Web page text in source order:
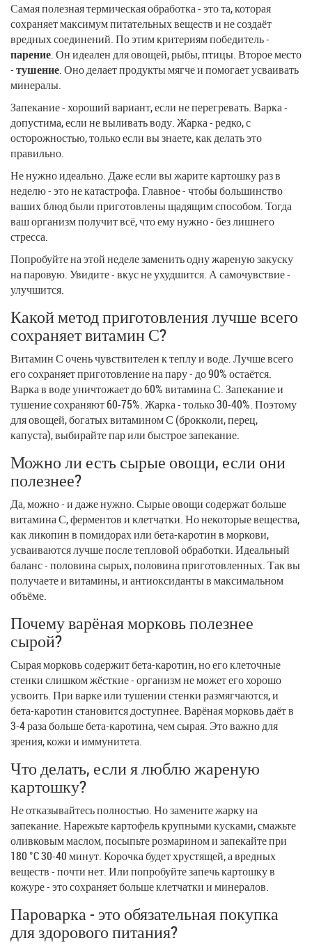
Самая полезная термическая обработка - это та, которая
сохраняет максимум питательных веществ и не создаёт
вредных соединений. По этим критериям победитель -
парение. Он идеален для овощей, рыбы, птицы. Второе место
-тушение. Оно делает продукты мягче и помогает усваивать
минералы.
Запекание - хороший вариант, если не перегревать. Варка -
допустима, если не выливать воду. Жарка - редко, с
осторожностью, только если вы знаете, как делать это
правильно.
Не нужно идеально. Даже если вы жарите картошку раз в
неделю - это не катастрофа. Главное - чтобы большинство
ваших блюд были приготовлены щадящим способом. Тогда
ваш организм получит всё, что ему нужно - без лишнего
стресса.
Попробуйте на этой неделе заменить одну жареную закуску
на паровую. Увидите - вкус не ухудшится. А самочувствие -
улучшится.
Какой метод приготовления лучше всего
сохраняет витамин С?
Витамин С очень чувствителен к теплу и воде. Лучше всего
его сохраняет приготовление на пару - до 90% остаётся.
Варка в воде уничтожает до 60% витамина С. Запекание и
тушение сохраняют 60-75%. Жарка - только 30-40%. Поэтому
для овощей, богатых витамином С (брокколи, перец,
капуста), выбирайте пар или быстрое запекание.
Можно ли есть сырые овощи, если они
полезнее?
Да, можно - и даже нужно. Сырые овощи содержат больше
витамина С, ферментов и клетчатки. Но некоторые вещества,
как ликопин в помидорах или бета-каротин в моркови,
усваиваются лучше после тепловой обработки. Идеальный
баланс - половина сырых, половина приготовленных. Так вы
получаете и витамины, и антиоксиданты в максимальном
объёме.
Почему варёная морковь полезнее
сырой?
Сырая морковь содержит бета-каротин, но его клеточные
стенки слишком жёсткие - организм не может его хорошо
усвоить. При варке или тушении стенки размягчаются, и
бета-каротин становится доступнее. Варёная морковь даёт в
3-4 раза больше бета-каротина, чем сырая. Это важно для
зрения, кожи и иммунитета.
Что делать, если я люблю жареную
картошку?
Не отказывайтесь полностью. Но замените жарку на
запекание. Нарежьте картофель крупными кусками, смажьте
оливковым маслом, посыпьте розмарином и запекайте при
180 °C 30-40 минут. Корочка будет хрустящей, а вредных
веществ - почти нет. Или попробуйте запечь картошку в
кожуре - это сохраняет больше клетчатки и минералов.
Пароварка - это обязательная покупка
для здорового питания?